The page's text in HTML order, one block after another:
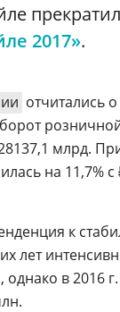
2017».
отчитались
млрд.
на 11,7%
к
лет
однако в